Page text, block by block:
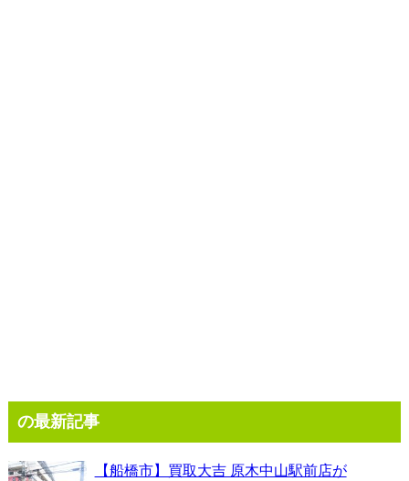
の最新記事
【船橋市】買取大吉 原木中山駅前店が